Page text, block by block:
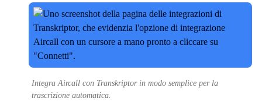
Integra Aircall con Transkriptor in modo semplice per la
trascrizione automatica.